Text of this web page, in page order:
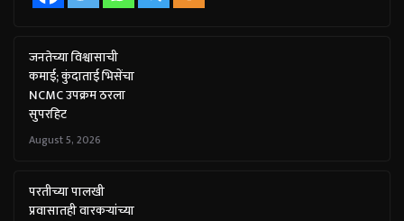
जनतेच्या विश्वासाची
कमाई; कुंदाताई भिसेंचा
NCMC उपक्रम ठरला
सुपरहिट
August 5, 2026
परतीच्या पालखी
प्रवासातही वारकऱ्यांच्या